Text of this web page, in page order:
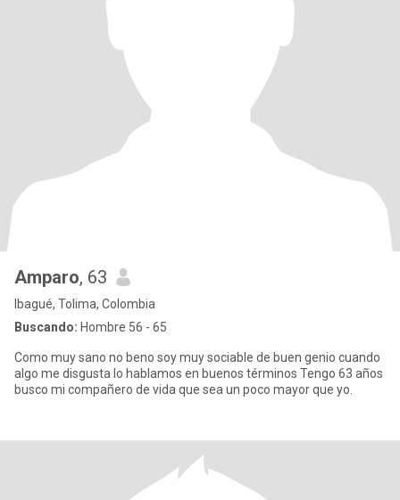
Amparo, 63
Ibagué, Tolima, Colombia
Buscando: Hombre 56 - 65
Como muy sano no beno soy muy sociable de buen genio cuando
algo me disgusta lo hablamos en buenos términos Tengo 63 años
busco mi compañero de vida que sea un poco mayor que yo.